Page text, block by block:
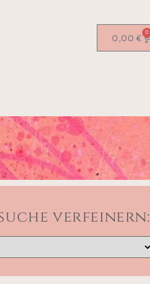
0,00 € 0
verfeinern: